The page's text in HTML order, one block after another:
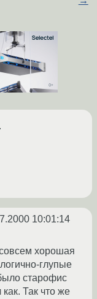
10:01:14
хорошая
глупые
старофис
как. Так что же